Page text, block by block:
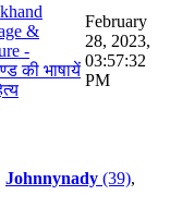
&
-
की भाषायें
February
28, 2023,
03:57:32
PM
Johnnynady (39),